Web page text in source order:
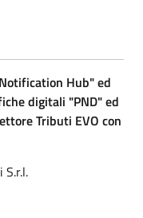
Hub" ed
digitali "PND" ed
Tributi EVO con
S.r.l.